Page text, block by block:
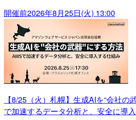
開催前2026年8月25日(火) 13:00
【8/25（火）札幌】生成AIを“会社の
で加速するデータ分析と、安全に導